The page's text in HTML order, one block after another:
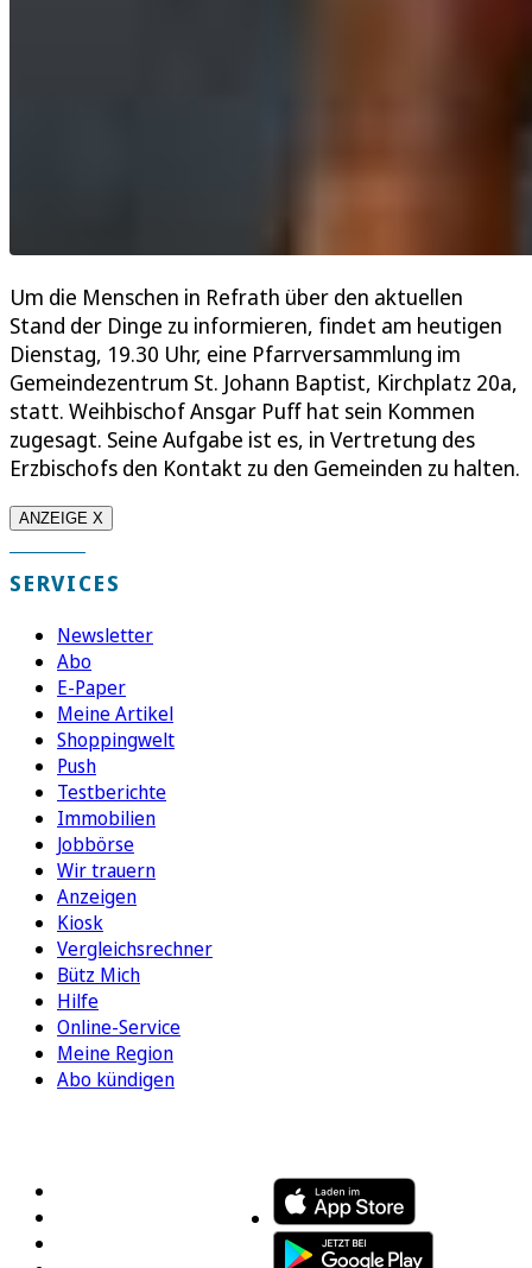
Um die Menschen in Refrath über den aktuellen
Stand der Dinge zu informieren, findet am heutigen
Dienstag, 19.30 Uhr, eine Pfarrversammlung im
Gemeindezentrum St. Johann Baptist, Kirchplatz 20a,
statt. Weihbischof Ansgar Puff hat sein Kommen
zugesagt. Seine Aufgabe ist es, in Vertretung des
Erzbischofs den Kontakt zu den Gemeinden zu halten.
ANZEIGE X
SERVICES
Newsletter
Abo
E-Paper
Meine Artikel
Shoppingwelt
Push
Testberichte
Immobilien
Jobbörse
Wir trauern
Anzeigen
Kiosk
Vergleichsrechner
Bütz Mich
Hilfe
Online-Service
Meine Region
Abo kündigen